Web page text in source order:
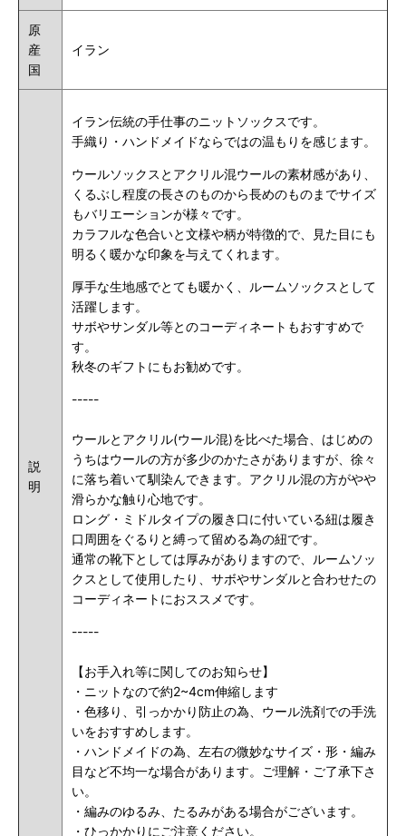
原
産
国
イラン
説
明
イラン伝統の手仕事のニットソックスです。
手織り・ハンドメイドならではの温もりを感じます。
ウールソックスとアクリル混ウールの素材感があり、
くるぶし程度の長さのものから長めのものまでサイズ
もバリエーションが様々です。
カラフルな色合いと文様や柄が特徴的で、見た目にも
明るく暖かな印象を与えてくれます。
厚手な生地感でとても暖かく、ルームソックスとして
活躍します。
サボやサンダル等とのコーディネートもおすすめで
す。
秋冬のギフトにもお勧めです。
-----
ウールとアクリル(ウール混)を比べた場合、はじめの
うちはウールの方が多少のかたさがありますが、徐々
に落ち着いて馴染んできます。アクリル混の方がやや
滑らかな触り心地です。
ロング・ミドルタイプの履き口に付いている紐は履き
口周囲をぐるりと縛って留める為の紐です。
通常の靴下としては厚みがありますので、ルームソッ
クスとして使用したり、サボやサンダルと合わせたの
コーディネートにおススメです。
-----
【お手入れ等に関してのお知らせ】
・ニットなので約2~4cm伸縮します
・色移り、引っかかり防止の為、ウール洗剤での手洗
いをおすすめします。
・ハンドメイドの為、左右の微妙なサイズ・形・編み
目など不均一な場合があります。ご理解・ご了承下さ
い。
・編みのゆるみ、たるみがある場合がございます。
・ひっかかりにご注意ください。